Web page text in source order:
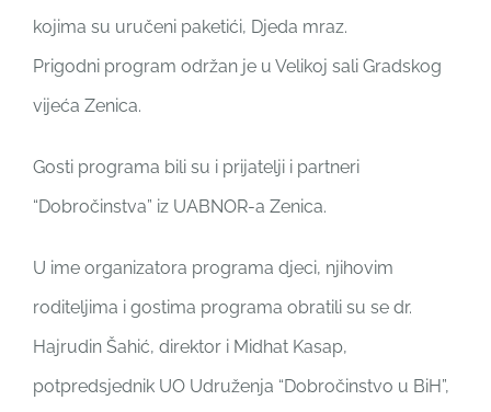
kojima su uručeni paketići, Djeda mraz.
Prigodni program održan je u Velikoj sali Gradskog
vijeća Zenica.
Gosti programa bili su i prijatelji i partneri
“Dobročinstva” iz UABNOR-a Zenica.
U ime organizatora programa djeci, njihovim
roditeljima i gostima programa obratili su se dr.
Hajrudin Šahić, direktor i Midhat Kasap,
potpredsjednik UO Udruženja “Dobročinstvo u BiH”,